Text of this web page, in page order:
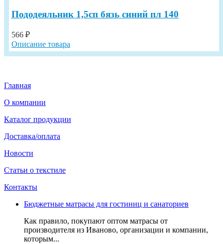
Пододеяльник 1,5сп бязь синий пл 140
566 ₽
Описание товара
Главная
О компании
Каталог продукции
Доставка/оплата
Новости
Статьи о текстиле
Контакты
Бюджетные матрасы для гостиниц и санаториев
Как правило, покупают оптом матрасы от
производителя из Иваново, организации и компании,
которым...